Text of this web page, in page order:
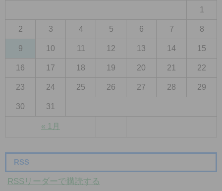
« 1月
1
2 3 4 5 6 7 8
9 10 11 12 13 14 15
16 17 18 19 20 21 22
23 24 25 26 27 28 29
30 31
RSS
RSSリーダーで購読する